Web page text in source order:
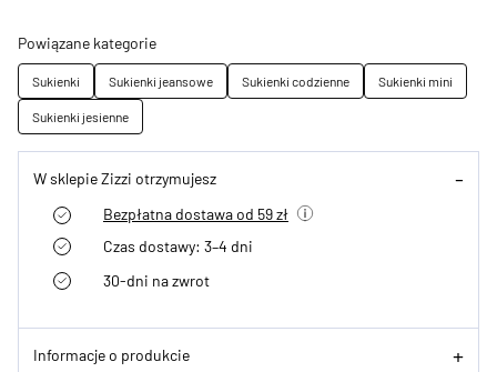
Powiązane kategorie
Sukienki Sukienki jeansowe Sukienki codzienne
Sukienki mini
Sukienki jesienne
W sklepie Zizzi otrzymujesz
Bezpłatna dostawa od 59 zł
Czas dostawy: 3–4 dni
30-dni na zwrot
Informacje o produkcie